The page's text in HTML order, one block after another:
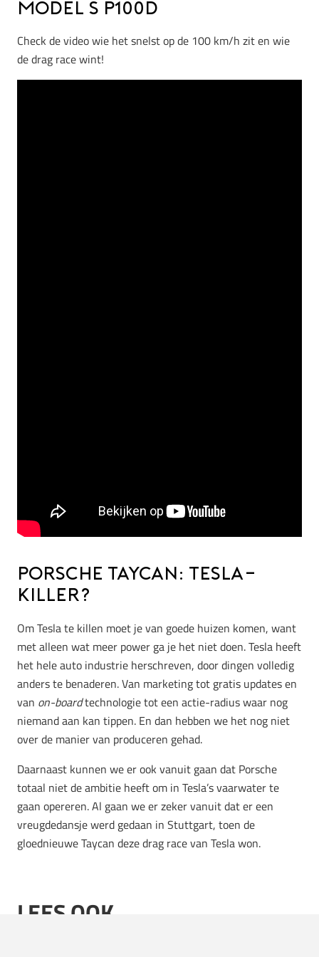
Model S p100d
Check de video wie het snelst op de 100 km/h zit en wie
de drag race wint!
Porsche Taycan: Tesla-
killer?
Om Tesla te killen moet je van goede huizen komen, want
met alleen wat meer power ga je het niet doen. Tesla heeft
het hele auto industrie herschreven, door dingen volledig
anders te benaderen. Van marketing tot gratis updates en
van on-boardtechnologie tot een actie-radius waar nog
niemand aan kan tippen. En dan hebben we het nog niet
over de manier van produceren gehad.
Daarnaast kunnen we er ook vanuit gaan dat Porsche
totaal niet de ambitie heeft om in Tesla’s vaarwater te
gaan opereren. Al gaan we er zeker vanuit dat er een
vreugdedansje werd gedaan in Stuttgart, toen de
gloednieuwe Taycan deze drag race van Tesla won.
LEES OOK